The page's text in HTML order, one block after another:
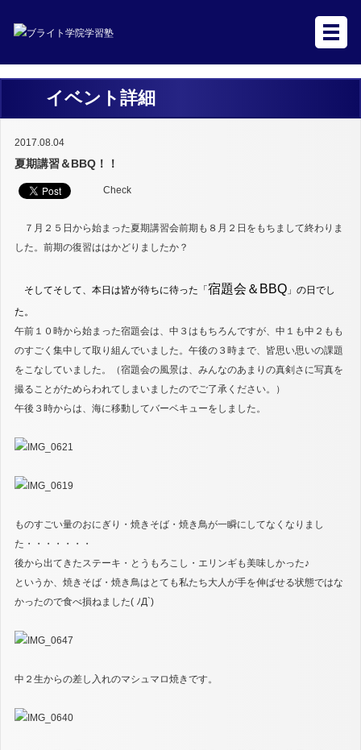
イベント詳細
2017.08.04
夏期講習＆BBQ！！
Check
７月２５日から始まった夏期講習会前期も８月２日をもちまして終わりま
した。前期の復習ははかどりましたか？
そしてそして、本日は皆が待ちに待った「宿題会＆BBQ」の日でし
た。
午前１０時から始まった宿題会は、中３はもちろんですが、中１も中２もも
のすごく集中して取り組んでいました。午後の３時まで、皆思い思いの課題
をこなしていました。（宿題会の風景は、みんなのあまりの真剣さに写真を
撮ることがためらわれてしまいましたのでご了承ください。）
午後３時からは、海に移動してバーベキューをしました。
ものすごい量のおにぎり・焼きそば・焼き鳥が一瞬にしてなくなりまし
た・・・・・・・
後から出てきたステーキ・とうもろこし・エリンギも美味しかった♪
というか、焼きそば・焼き鳥はとても私たち大人が手を伸ばせる状態ではな
かったので食べ損ねました( ﾉД`)
中２生からの差し入れのマシュマロ焼きです。